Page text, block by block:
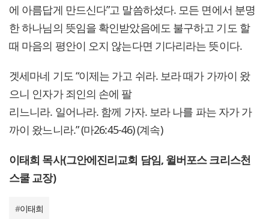
에 아름답게 만드신다”고 말씀하셨다. 모든 면에서 분명
한 하나님의 뜻임을 확인받았음에도 불구하고 기도 할
때 마음의 평안이 오지 않는다면 기다리라는 뜻이다.
겟세마네 기도 “이제는 가고 쉬라. 보라 때가 가까이 왔
으니 인자가 죄인의 손에 팔
리느니라. 일어나라. 함께 가자. 보라 나를 파는 자가 가
까이 왔느니라.” (마26:45-46) (계속)
이태희 목사(그안에진리교회 담임, 윌버포스 크리스천
스쿨 교장)
#이태희